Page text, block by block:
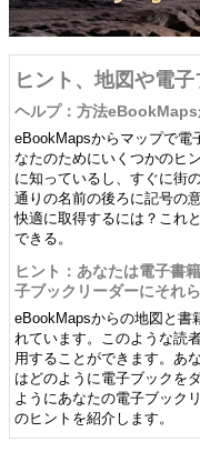
ヒント、地図や電
ヘルプ：方法eBookMaps
eBookMapsからマップで電
なたのためにいくつかのヒ
に知っているし、すぐに街
通りの名前の後ろに記号の
快適に取得するには？これ
できる。
ヒント：あなたは電子書
子ブックリーダーにそれ
eBookMapsからの地図と書
れています。このような読
用することができます。あ
はどのように電子ブックを
ようにあなたの電子ブック
のヒントを紹介します。